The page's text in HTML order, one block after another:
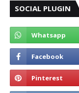
SOCIAL PLUGIN